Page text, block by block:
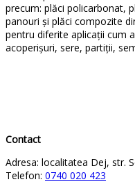
precum: plăci policarbonat,
panouri și plăci compozite
pentru diferite aplicații cum
acoperișuri, sere, partiții,
Contact
Adresa: localitatea Dej, str.
Telefon: 0740 020 423